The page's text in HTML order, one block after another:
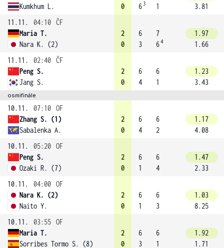
Kumkhum L.
0
6 3
1
3.81
11.11.
04:10 ČF
Maria T.
Nara K. (2)
2
0
6
3
7
64
1.97
1.66
11.11.
02:40 ČF
Peng S.
Jang S.
2
0
6
4
6
1
1.23
3.43
osmifinále
10.11. 07:10 OF
Zhang S. (1)
Sabalenka A.
2
0
6
4
6
2
1.17
4.08
10.11.
05:20 OF
Peng S.
Ozaki R. (7)
2
0
6
1
6
4
1.47
2.33
10.11.
04:00 OF
Nara K. (2)
Naito Y.
2
0
6
1
6
3
1.03
8.25
10.11.
03:55 OF
Maria T.
Sorribes Tormo S. (8)
2
0
6
3
6
1
1.92
1.71